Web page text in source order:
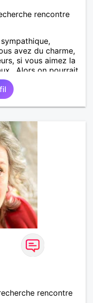
rencontre
avez du charme,
si vous aimez la
Alors on pourrait
à me contacter.
rencontre